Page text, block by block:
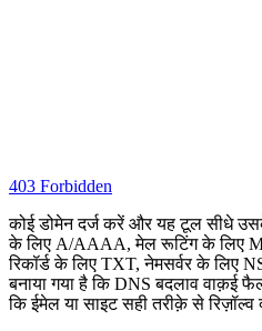
403 Forbidden
कोई डोमेन दर्ज करें और यह टूल सीधे
के लिए A/AAAA, मेल रूटिंग के लिए
रिकॉर्ड के लिए TXT, नेमसर्वर के लिए
बनाया गया है कि DNS बदलाव वाक़ई
कि ईमेल या साइट सही तरीक़े से रिज़ॉल्व